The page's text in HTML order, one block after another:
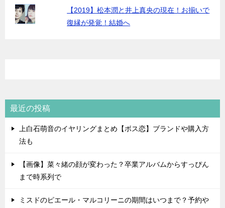
【2019】松本潤と井上真央の現在！お揃いで
復縁が発覚！結婚へ
最近の投稿
上白石萌音のイヤリングまとめ【ボス恋】ブランドや購入方
法も
【画像】菜々緒の顔が変わった？卒業アルバムからすっぴん
まで時系列で
ミスドのピエール・マルコリーニの期間はいつまで？予約や